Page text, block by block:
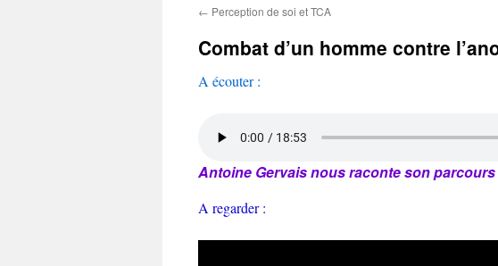
← Perception de soi et TCA
Combat d’un homme contre
A écouter :
Antoine Gervais nous raconte son parcours
A regarder :